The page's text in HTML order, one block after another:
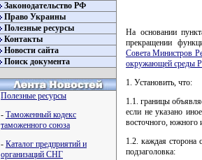
Законодательство РФ
Право Украины
Полезные ресурсы
Контакты
Новости сайта
Поиск документа
Полезные ресурсы
- Таможенный кодекс
таможенного союза
- Каталог предприятий и
организаций СНГ
На основании
прекращении
Совета Министров
окружающей среды
1. Установить, что:
1.1. границы
если не указано
восточного, южного
1.2. каждая сторона
подзаголовка: